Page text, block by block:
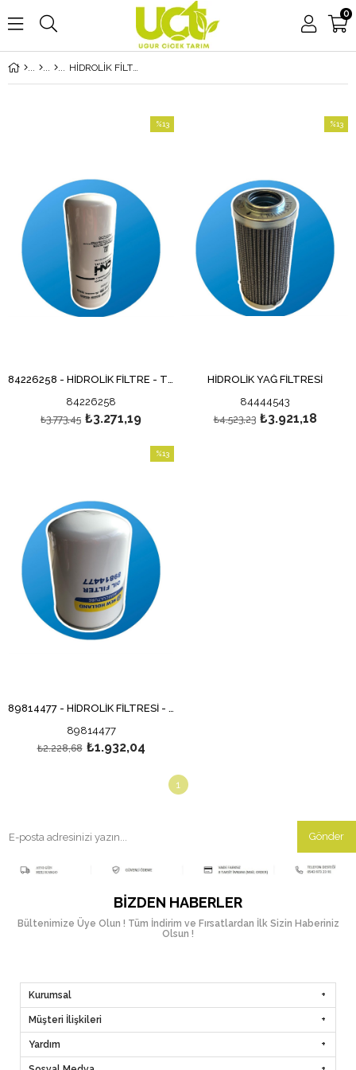
0
HİDROLİK FİLTRELERİ
84226258
₺3.271,19
₺3.773,45
%13
HİDROLİK YAĞ FİLTRESİ
84444543
₺3.921,18
₺4.523,23
%13
89814477 - HİDROLİK FİLTRESİ - HİDROLİK KAZAN FİLTRESİ
89814477
₺1.932,04
₺2.228,68
%13
1
Gönder
BIZDEN HABERLER
Bültenimize Üye Olun ! Tüm İndirim ve Fırsatlardan İlk Sizin Haberiniz
Olsun !
Kurumsal
Müşteri İlişkileri
Yardım